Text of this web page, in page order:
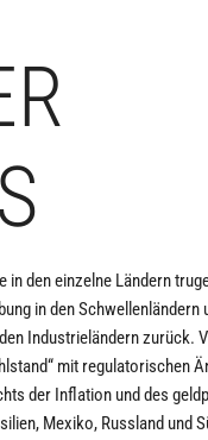
den einzelne Ländern
in den Schwellenländern
Industrieländern zurück.
mit regulatorischen
der Inflation und des
Mexiko, Russland und